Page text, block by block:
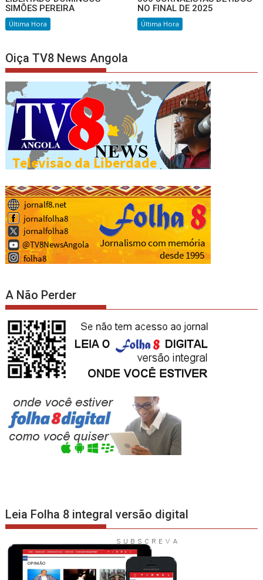
SIMÕES PEREIRA
Última Hora
NO FINAL DE 2025
Última Hora
Oiça TV8 News Angola
A Não Perder
Leia Folha 8 integral versão digital